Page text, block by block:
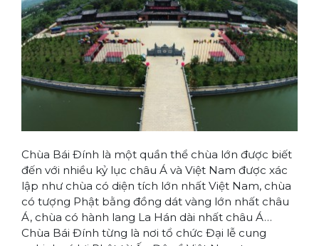
Chùa Bái Đính là một quần thể chùa lớn được biết
đến với nhiều kỷ lục châu Á và Việt Nam được xác
lập như chùa có diện tích lớn nhất Việt Nam, chùa
có tượng Phật bằng đồng dát vàng lớn nhất châu
Á, chùa có hành lang La Hán dài nhất châu Á…
Chùa Bái Đính từng là nơi tổ chức Đại lễ cung